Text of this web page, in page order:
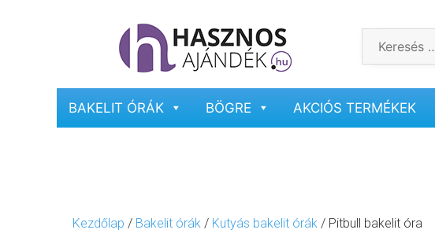
BAKELIT ÓRÁK BÖGRE AKCIÓS TERMÉKEK
Kezdőlap / Bakelit órák / Kutyás bakelit órák / Pitbull bakelit óra